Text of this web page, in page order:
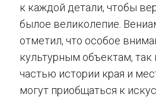
к каждой детали, чтобы
былое великолепие.
отметил, что особое
культурным объектам, так
частью истории края и
могут приобщаться к